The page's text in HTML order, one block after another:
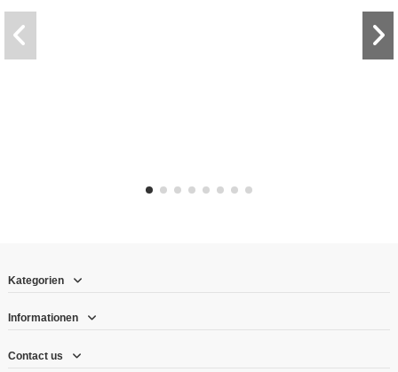
Kategorien
Informationen
Contact us